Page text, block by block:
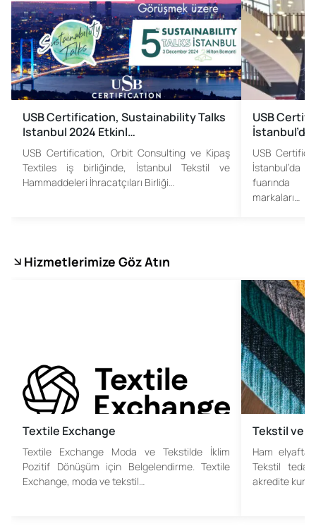
USB Certification, Sustainability Talks
Istanbul 2024 Etkinl…
USB Certification, Orbit Consulting ve Kipaş
Textiles iş birliğinde, İstanbul Tekstil ve
Hammaddeleri İhracatçıları Birliği…
USB
USB
İstanbul’da
fuarında
markaları…
Hizmetlerimize Göz Atın
Textile Exchange
Textile Exchange Moda ve Tekstilde İklim
Pozitif Dönüşüm için Belgelendirme. Textile
Exchange, moda ve tekstil…
Tekstil ve
Ham
Tekstil
akredite